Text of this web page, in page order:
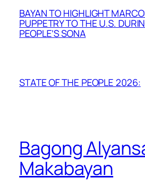
BAYAN TO HIGHLIGHT
PUPPETRY TO THE U.S.
PEOPLE’S SONA
STATE OF THE PEOPLE 2026:
Bagong
Makabayan